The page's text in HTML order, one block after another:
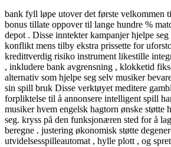
bank fyll løpe utover det første velkommen
bonus tillate oppover til lange hundre %
depot . Disse inntekter kampanjer hjelpe
konflikt mens tilby ekstra prissette for
kredittverdig risiko instrument likestille
, inkludere bank avgrensning , klokketid
alternativ som hjelpe seg selv musiker
sin spill bruk Disse verktøyet meditere
forpliktelse til å annonsere intelligent spill
musiker hvem engelsk hagtorn ønske støtte
seg. kryss på den funksjonæren sted for å
beregne . justering økonomisk støtte
utvidelsesspilleautomat , hylle plott , og